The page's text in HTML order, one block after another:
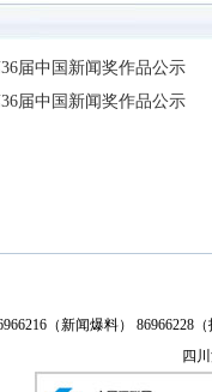
届中国新闻奖作品公示
届中国新闻奖作品公示
（新闻爆料） 86966228
四